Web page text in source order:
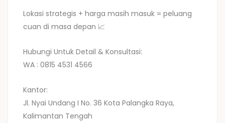
Lokasi strategis + harga masih masuk = peluang
cuan di masa depan 📈
Hubungi Untuk Detail & Konsultasi:
WA : 0815 4531 4566
Kantor:
Jl. Nyai Undang I No. 36 Kota Palangka Raya,
Kalimantan Tengah